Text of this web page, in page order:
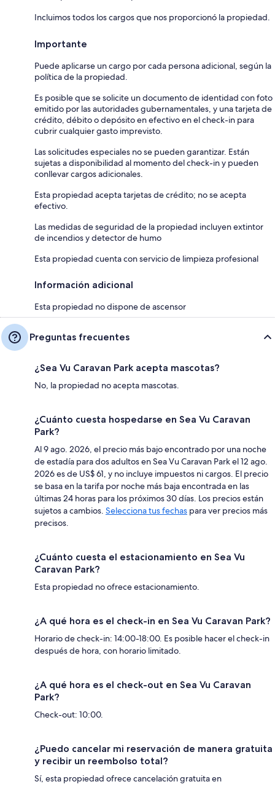
Incluimos todos los cargos que nos proporcionó la propiedad.
Importante
Puede aplicarse un cargo por cada persona adicional, según la
política de la propiedad.
Es posible que se solicite un documento de identidad con foto
emitido por las autoridades gubernamentales, y una tarjeta de
crédito, débito o depósito en efectivo en el check-in para
cubrir cualquier gasto imprevisto.
Las solicitudes especiales no se pueden garantizar. Están
sujetas a disponibilidad al momento del check-in y pueden
conllevar cargos adicionales.
Esta propiedad acepta tarjetas de crédito; no se acepta
efectivo.
Las medidas de seguridad de la propiedad incluyen extintor
de incendios y detector de humo
Esta propiedad cuenta con servicio de limpieza profesional
Información adicional
Esta propiedad no dispone de ascensor
Preguntas frecuentes
¿Sea Vu Caravan Park acepta mascotas?
No, la propiedad no acepta mascotas.
¿Cuánto cuesta hospedarse en Sea Vu Caravan
Park?
Al 9 ago. 2026, el precio más bajo encontrado por una noche
de estadía para dos adultos en Sea Vu Caravan Park el 12 ago.
2026 es de US$ 61, y no incluye impuestos ni cargos. El precio
se basa en la tarifa por noche más baja encontrada en las
últimas 24 horas para los próximos 30 días. Los precios están
sujetos a cambios. Selecciona tus fechas para ver precios más
precisos.
¿Cuánto cuesta el estacionamiento en Sea Vu
Caravan Park?
Esta propiedad no ofrece estacionamiento.
¿A qué hora es el check-in en Sea Vu Caravan Park?
Horario de check-in: 14:00-18:00. Es posible hacer el check-in
después de hora, con horario limitado.
¿A qué hora es el check-out en Sea Vu Caravan
Park?
Check-out: 10:00.
¿Puedo cancelar mi reservación de manera gratuita
y recibir un reembolso total?
Sí, esta propiedad ofrece cancelación gratuita en